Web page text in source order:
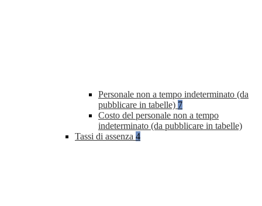
Personale non a tempo indeterminato (da
pubblicare in tabelle) 7
Costo del personale non a tempo
indeterminato (da pubblicare in tabelle)
Tassi di assenza 4